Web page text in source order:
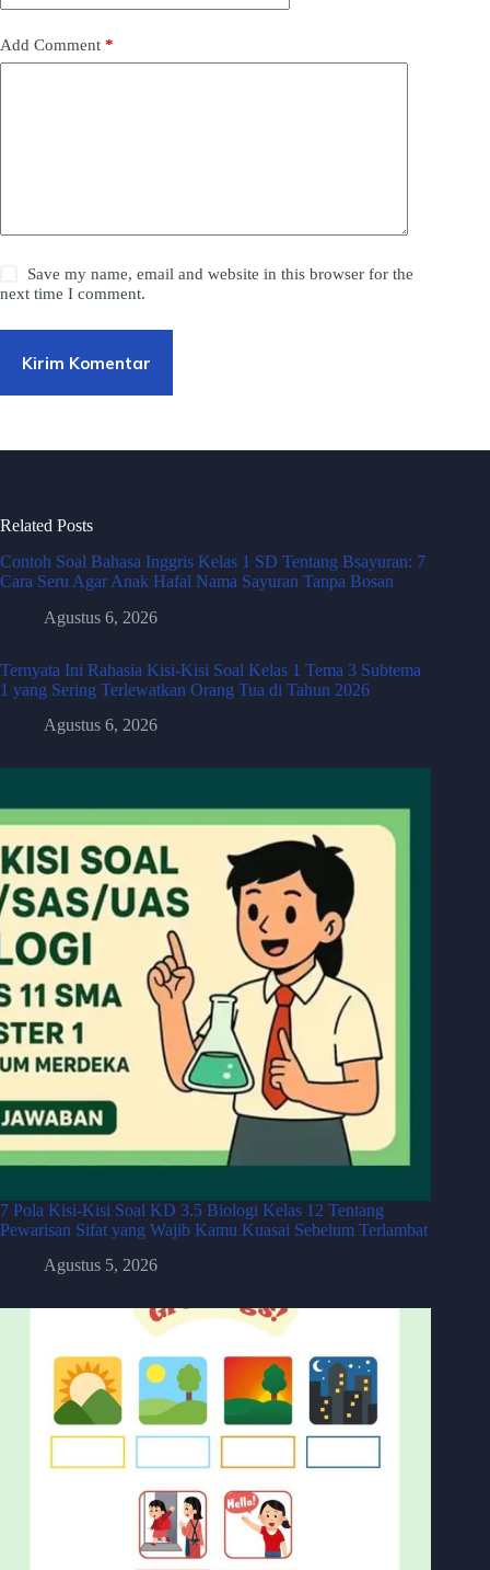
Add Comment *
Save my name, email and website in this browser for the
next time I comment.
Kirim Komentar
Related Posts
Contoh Soal Bahasa Inggris Kelas 1 SD Tentang Bsayuran: 7
Cara Seru Agar Anak Hafal Nama Sayuran Tanpa Bosan
Agustus 6, 2026
Ternyata Ini Rahasia Kisi-Kisi Soal Kelas 1 Tema 3 Subtema
1 yang Sering Terlewatkan Orang Tua di Tahun 2026
Agustus 6, 2026
7 Pola Kisi-Kisi Soal KD 3.5 Biologi Kelas 12 Tentang
Pewarisan Sifat yang Wajib Kamu Kuasai Sebelum Terlambat
Agustus 5, 2026